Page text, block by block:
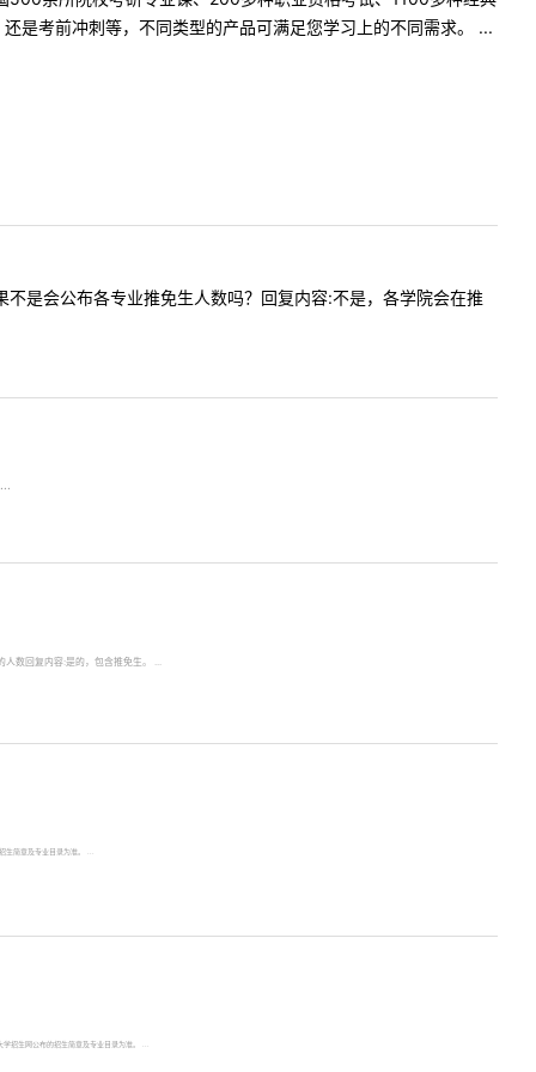
是考前冲刺等，不同类型的产品可满足您学习上的不同需求。 ...
是会公布各专业推免生人数吗？回复内容:不是，各学院会在推
数回复内容:是的，包含推免生。 ...
简章及专业目录为准。 ...
招生网公布的招生简章及专业目录为准。 ...